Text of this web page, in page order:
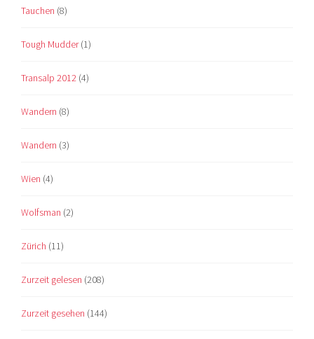
Tauchen (8)
Tough Mudder(1)
Transalp 2012 (4)
Wandern (8)
Wandern (3)
Wien (4)
Wolfsman (2)
Zürich (11)
Zurzeit gelesen (208)
Zurzeit gesehen (144)